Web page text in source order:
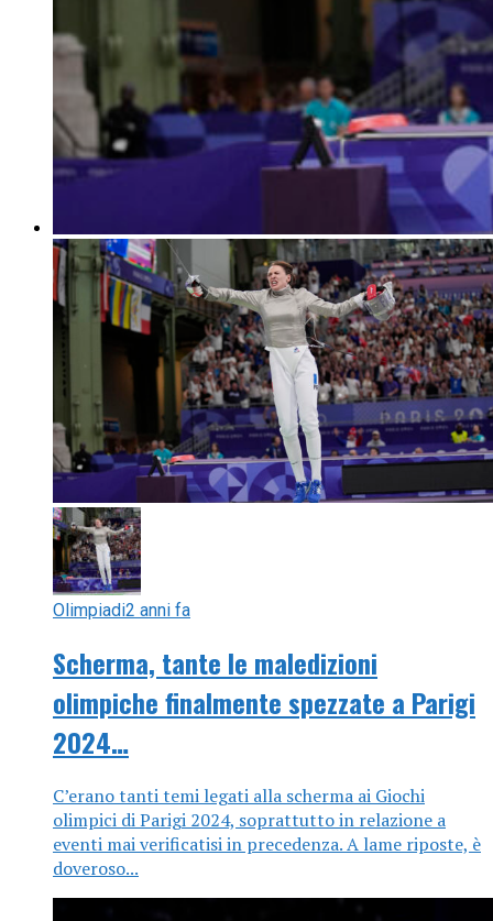
Olimpiadi2 anni fa
Scherma, tante le maledizioni
olimpiche finalmente spezzate a Parigi
2024…
C’erano tanti temi legati alla scherma ai Giochi
olimpici di Parigi 2024, soprattutto in relazione a
eventi mai verificatisi in precedenza. A lame riposte, è
doveroso...